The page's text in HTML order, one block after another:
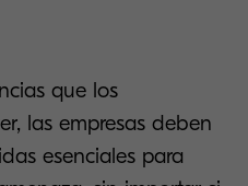
que los
las empresas deben
esenciales para